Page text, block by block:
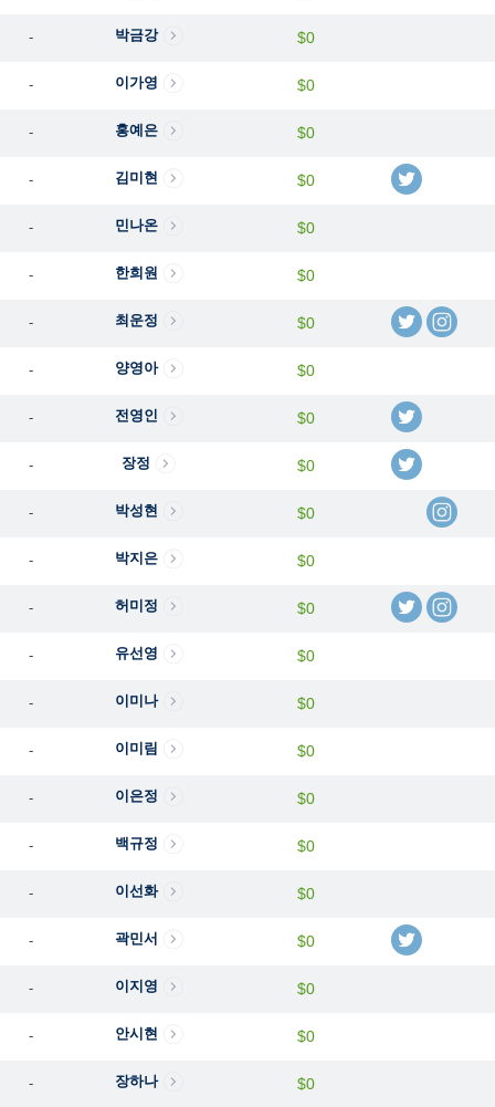
- 박금강 $0
- 이가영 $0
- 홍예은 $0
- 김미현 $0
- 민나온 $0
- 한희원 $0
- 최운정 $0
- 양영아 $0
- 전영인 $0
- 장정 $0
- 박성현 $0
- 박지은 $0
- 허미정 $0
- 유선영 $0
- 이미나 $0
- 이미림 $0
- 이은정 $0
- 백규정 $0
- 이선화 $0
- 곽민서 $0
- 이지영 $0
- 안시현 $0
- 장하나 $0